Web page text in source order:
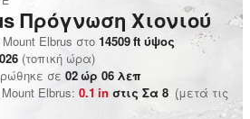
Πρόγνωση Χιονιού
Elbrus στο 14509ft ύψος
(τοπική ώρα)
σε 02ώρ 06 λεπ
Elbrus: 0.1 in στις Σα 8 (μετά τις